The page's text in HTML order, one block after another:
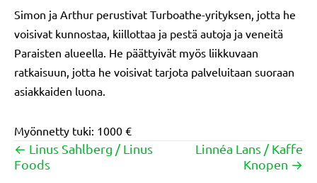
Simon ja Arthur perustivat Turboathe-yrityksen, jotta he
voisivat kunnostaa, kiillottaa ja pestä autoja ja veneitä
Paraisten alueella. He päättyivät myös liikkuvaan
ratkaisuun, jotta he voisivat tarjota palveluitaan suoraan
asiakkaiden luona.
Myönnetty tuki: 1000 €
Posts
navigation
← Linus Sahlberg / Linus
Foods
Linnéa Lans / Kaffe
Knopen →